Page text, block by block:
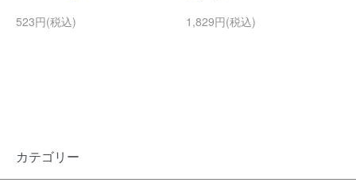
523円(税込)
1,829円(税込)
カテゴリー